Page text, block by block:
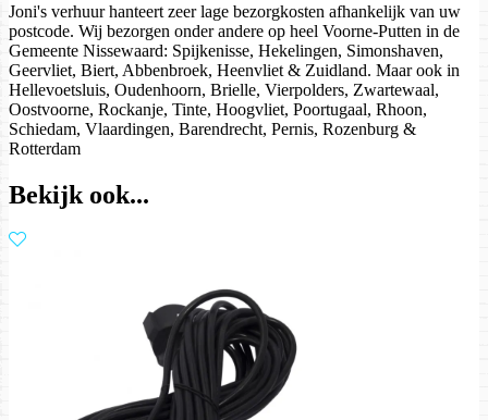
Joni's verhuur hanteert zeer lage bezorgkosten afhankelijk van uw
postcode. Wij bezorgen onder andere op heel Voorne-Putten in de
Gemeente Nissewaard: Spijkenisse, Hekelingen, Simonshaven,
Geervliet, Biert, Abbenbroek, Heenvliet & Zuidland. Maar ook in
Hellevoetsluis, Oudenhoorn, Brielle, Vierpolders, Zwartewaal,
Oostvoorne, Rockanje, Tinte, Hoogvliet, Poortugaal, Rhoon,
Schiedam, Vlaardingen, Barendrecht, Pernis, Rozenburg &
Rotterdam
Bekijk ook...